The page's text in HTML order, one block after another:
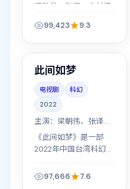
泽雅美、张译、木村拓
的拉扯中，每个人都要
为自己的选择付出代
价，以人物成长与情感
纠葛为主线推进叙...
99,423 9.3
中国 连载中
此间如梦
电视剧
科幻
2022
主演： 梁朝伟、张译、
刘德华、桂纶镁
《此间如梦》是一部
2022年中国台湾科幻题
导，梁朝伟、张译、刘
97,666 7.6